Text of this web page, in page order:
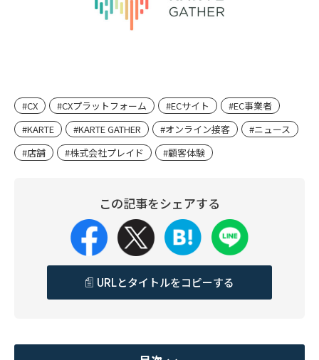
#CX #CXプラットフォーム #ECサイト
#EC事業者
#KARTE
#KARTE GATHER #オンライン接客
#ニュース
#店舗
#株式会社プレイド #顧客体験
この記事をシェアする
URLとタイトルをコピーする